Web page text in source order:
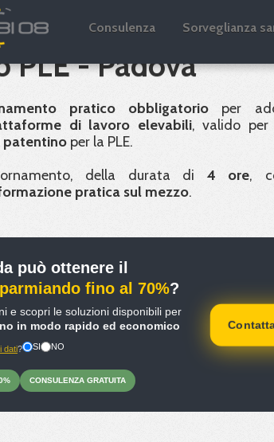
Consulenza Sorveglianza
e rinnovo
PLE - Padova
pratico obbligatorio per
di lavoro elevabili, valido per
patentino per la PLE.
della durata di 4 ore,
pratica sul mezzo.
può ottenere il
fino al 70%?
e scopri le soluzioni disponibili per
in modo rapido ed economico
dati? SI NO
CONSULENZA GRATUITA